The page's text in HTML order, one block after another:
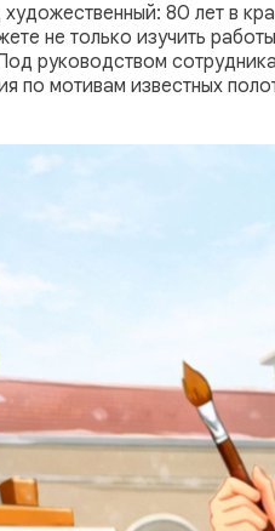
80 лет в
не только изучить
руководством
по мотивам известных